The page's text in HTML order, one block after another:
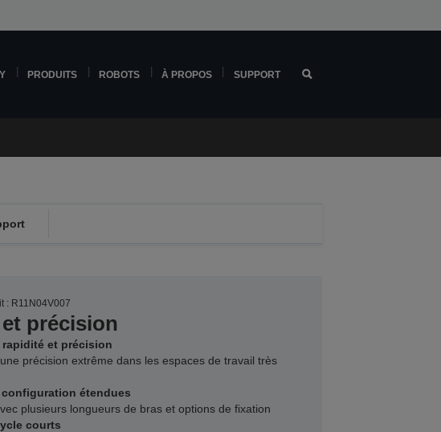
PRODUITS ROBOTS À PROPOS SUPPORT
: R11N04V007
précision
rapidité et précision
précision extrême dans les espaces de travail très
étendues
plusieurs longueurs de bras et options de fixation
courts